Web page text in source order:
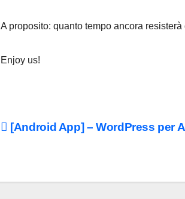
A proposito: quanto tempo ancora
Enjoy us!
Navigazione
[Android App] – WordPress per